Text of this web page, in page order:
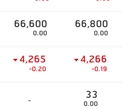
66,600
0.00
66,800
0.00
4,265
-0.20
4,266
-0.19
- 33
0.00